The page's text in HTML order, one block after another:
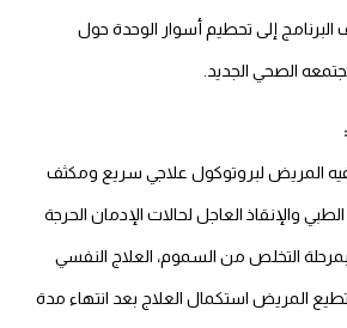
إلى تحطيم أسوار الوحدة حول
الصحي الجديد.
فيه المريض لبروتوكول علاجي سريع ومكثف
والإنقاذ العاجل لحالات الإدمان الحرجة
التخلص من السموم، العلاج النفسي
المريض استكمال العلاج بعد انتهاء مدة